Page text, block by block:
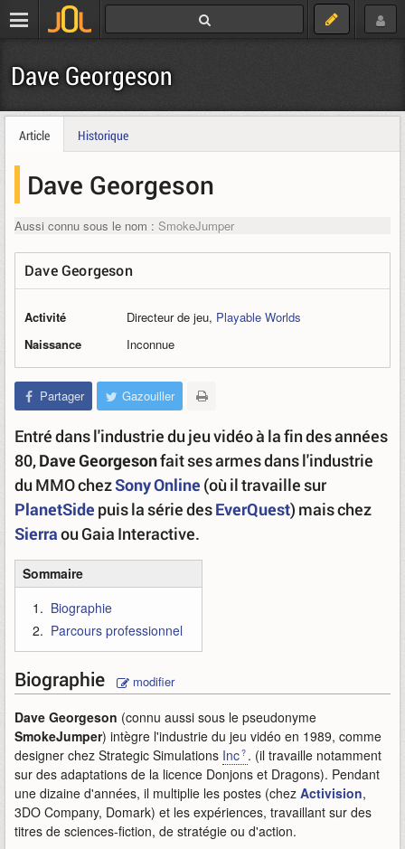
Dave Georgeson
Article Historique
Dave Georgeson
Aussi connu sous le nom : SmokeJumper
Dave Georgeson
Activité Directeur de jeu, Playable Worlds
Naissance
Inconnue
Partager Gazouiller
Entré dans l'industrie du jeu vidéo à la fin des années
80,Dave Georgesonfait ses armes dans l'industrie
du MMO chezSony Online (où il travaille sur
PlanetSide puis la série desEverQuest) mais chez
Sierraou Gaia Interactive.
Sommaire
Biographie
Parcours professionnel
Biographie modifier
Dave Georgeson (connu aussi sous le pseudonyme
SmokeJumper) intègre l'industrie du jeu vidéo en 1989, comme
designer chez Strategic Simulations Inc . (il travaille notamment
sur des adaptations de la licence Donjons et Dragons). Pendant
une dizaine d'années, il multiplie les postes (chez Activision,
3DO Company, Domark) et les expériences, travaillant sur des
titres de sciences-fiction, de stratégie ou d'action.